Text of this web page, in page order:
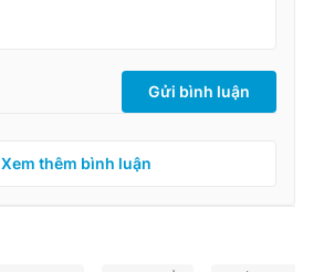
Gửi bình luận
Xem thêm bình luận